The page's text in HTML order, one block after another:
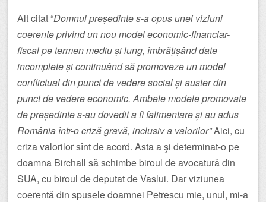
Alt citat “Domnul președinte s-a opus unei viziuni
coerente privind un nou model economic-financiar-
fiscal pe termen mediu și lung, îmbrățișând date
incomplete și continuând să promoveze un model
conflictual din punct de vedere social și auster din
punct de vedere economic. Ambele modele promovate
de președinte s-au dovedit a fi falimentare și au adus
România într-o criză gravă, inclusiv a valorilor”Aici, cu
criza valorilor sînt de acord. Asta a şi determinat-o pe
doamna Birchall să schimbe biroul de avocatură din
SUA, cu biroul de deputat de Vaslui. Dar viziunea
coerentă din spusele doamnei Petrescu mie, unul, mi-a